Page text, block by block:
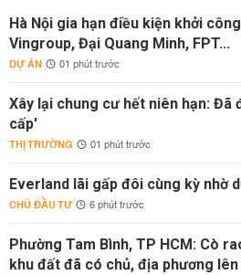
Hà Nội gia hạn điều kiện khởi
Vingroup, Đại Quang Minh, FPT...
DỰ ÁN 01 phút trước
Xây lại chung cư hết niên hạn: Đã
cấp'
THỊ TRƯỜNG 01 phút trước
Everland lãi gấp đôi cùng kỳ nhờ
CHỦ ĐẦU TƯ 6 phút trước
Phường Tam Bình, TP HCM: Cò
khu đất đã có chủ, địa phương